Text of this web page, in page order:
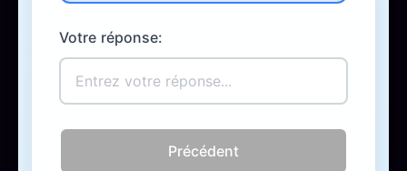
Votre réponse:
Précédent